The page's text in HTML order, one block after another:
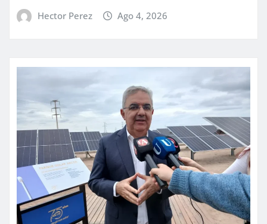
Hector Perez Ago 4, 2026